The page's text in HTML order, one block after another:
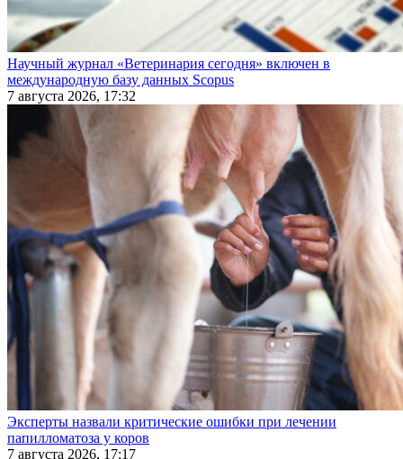
Научный журнал «Ветеринария сегодня» включен в
международную базу данных Scopus
7 августа 2026, 17:32
Эксперты назвали критические ошибки при лечении
папилломатоза у коров
7 августа 2026, 17:17